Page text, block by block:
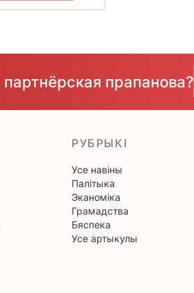
прапанова?
РУБРЫКІ
Усе навіны
Палітыка
Эканоміка
Грамадства
Бяспека
Усе артыкулы